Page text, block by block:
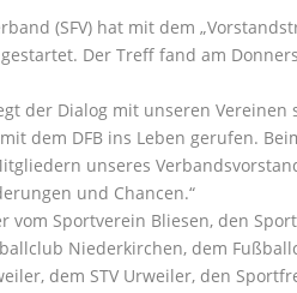
(SFV) hat mit dem
Der Treff fand am
der Dialog mit unseren
dem DFB ins Leben gerufen.
unseres
und Chancen.“
Sportverein Bliesen, den
Niederkirchen, dem
dem STV Urweiler, den